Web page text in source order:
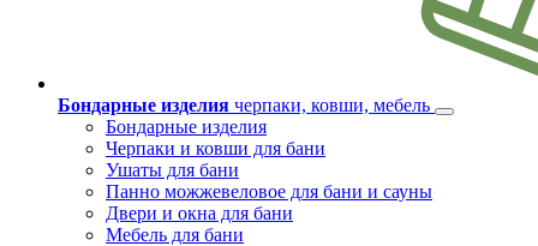
Бондарные изделия черпаки, ковши, мебель
Бондарные изделия
Черпаки и ковши для бани
Ушаты для бани
Панно можжевеловое для бани и сауны
Двери и окна для бани
Мебель для бани